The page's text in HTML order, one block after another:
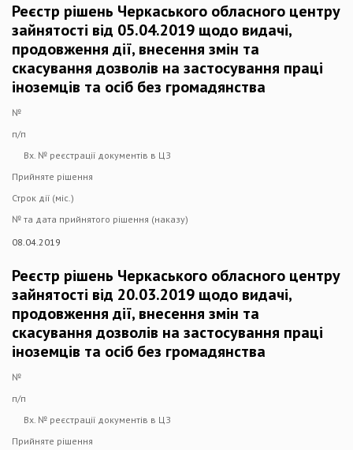
Реєстр рішень Черкаського обласного центру
зайнятості від 05.04.2019 щодо видачі,
продовження дії, внесення змін та
скасування дозволів на застосування праці
іноземців та осіб без громадянства
№
п/п
Вх. № реєстрації документів в ЦЗ
Прийняте рішення
Строк дії (міс.)
№ та дата прийнятого рішення (наказу)
08.04.2019
Реєстр рішень Черкаського обласного центру
зайнятості від 20.03.2019 щодо видачі,
продовження дії, внесення змін та
скасування дозволів на застосування праці
іноземців та осіб без громадянства
№
п/п
Вх. № реєстрації документів в ЦЗ
Прийняте рішення